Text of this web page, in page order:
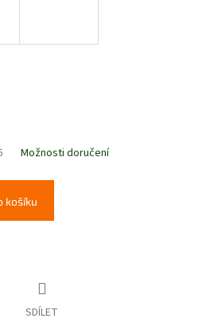
Možnosti doručení
košíku
SDÍLET